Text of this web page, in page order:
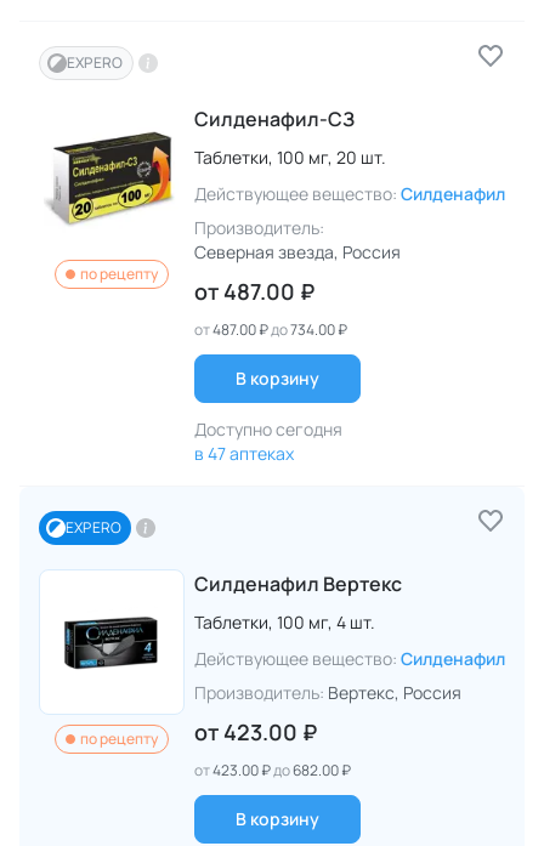
EXPERO
по рецепту
Силденафил-СЗ
Таблетки, 100 мг, 20 шт.
Действующее вещество: Силденафил
Производитель:
Северная звезда, Россия
от 487.00 ₽
от487.00 ₽до734.00 ₽
В корзину
Доступно сегодня
в 47 аптеках
EXPERO
по рецепту
Силденафил Вертекс
Таблетки, 100 мг, 4 шт.
Действующее вещество: Силденафил
Производитель: Вертекс, Россия
от 423.00 ₽
от423.00 ₽до682.00 ₽
В корзину